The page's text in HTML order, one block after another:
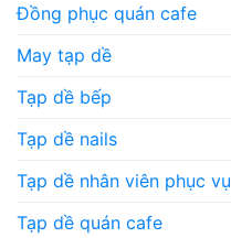
Đồng phục quán cafe
May tạp dề
Tạp dề bếp
Tạp dề nails
Tạp dề nhân viên phục vụ
Tạp dề quán cafe